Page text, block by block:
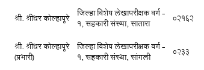
श्री. श्रीधर कोल्हापूरे जिल्हा विशेष लेखापरीक्षक वर्ग -
1, सहकारी संस्था, सातारा 02162
श्री. श्रीधर कोल्हापूरे
(प्रभारी)
जिल्हा विशेष लेखापरीक्षक वर्ग -
1, सहकारी संस्था, सांगली 0233